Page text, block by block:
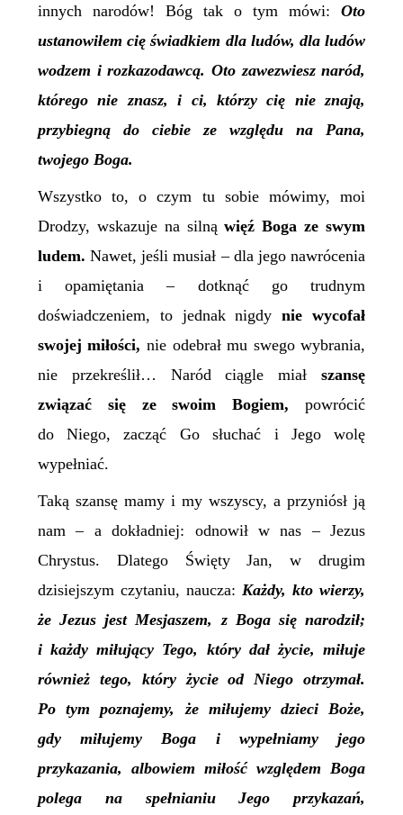
innych narodów! Bóg tak o tym mówi:Oto
ustanowiłem cię świadkiem dla ludów, dla ludów
wodzem i rozkazodawcą. Oto zawezwiesz naród,
którego nie znasz, i ci, którzy cię nie znają,
przybiegną do ciebie ze względu na Pana,
twojego Boga.
Wszystko to, o czym tu sobie mówimy, moi
Drodzy, wskazuje na silnąwięź Boga ze swym
ludem. Nawet, jeśli musiał – dla jego nawrócenia
i opamiętania – dotknąć go trudnym
doświadczeniem, to jednak nigdynie wycofał
swojej miłości, nie odebrał mu swego wybrania,
nie przekreślił… Naród ciągle miałszansę
związać się ze swoim Bogiem, powrócić
do Niego, zacząć Go słuchać i Jego wolę
wypełniać.
Taką szansę mamy i my wszyscy, a przyniósł ją
nam – a dokładniej: odnowił w nas – Jezus
Chrystus. Dlatego Święty Jan, w drugim
dzisiejszym czytaniu, naucza:Każdy, kto wierzy,
że Jezus jest Mesjaszem,z Boga się narodził;
i każdy miłujący Tego, który dał życie, miłuje
również tego, który życie od Niego otrzymał.
Po tym poznajemy, że miłujemy dzieci Boże,
gdy miłujemy Boga i wypełniamy jego
przykazania, albowiem miłość względem Boga
polega na spełnianiu Jego przykazań,